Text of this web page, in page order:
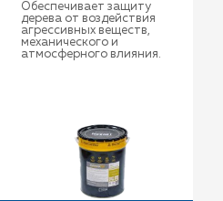
Обеспечивает защиту
дерева от воздействия
агрессивных веществ,
механического и
атмосферного влияния.